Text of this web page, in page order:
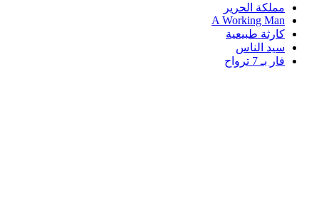
مملكة الحرير
A Working Man
كارثة طبيعية
سيد الناس
فار بـ 7 ترواح